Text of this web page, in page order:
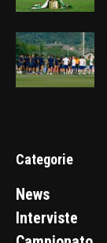
Categorie
News
Interviste